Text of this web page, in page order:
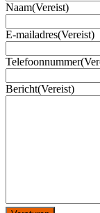
Naam(Vereist)
E-mailadres(Vereist)
Telefoonnummer
Bericht(Vereist)